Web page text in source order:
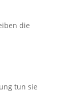
die
tun sie